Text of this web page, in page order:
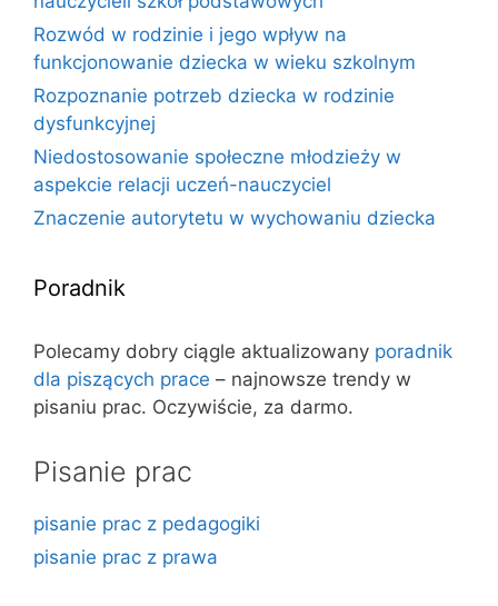
Rozwód w rodzinie i jego wpływ na
funkcjonowanie dziecka w wieku szkolnym
Rozpoznanie potrzeb dziecka w rodzinie
dysfunkcyjnej
Niedostosowanie społeczne młodzieży w
aspekcie relacji uczeń-nauczyciel
Znaczenie autorytetu w wychowaniu dziecka
Poradnik
Polecamy dobry ciągle aktualizowany poradnik
dla piszących prace – najnowsze trendy w
pisaniu prac. Oczywiście, za darmo.
Pisanie prac
pisanie prac z pedagogiki
pisanie prac z prawa